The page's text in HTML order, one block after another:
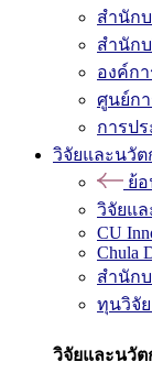
สำนัก
สำนัก
องค์ก
ศูนย์ก
การป
วิจัยและนวัต
ย้
วิจัยแ
CU
Chula
สำนัก
ทุนวิจัย
วิจัยและนวัต